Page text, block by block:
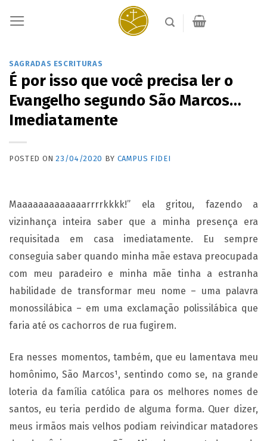
SAGRADAS ESCRITURAS
É por isso que você precisa ler o
Evangelho segundo São Marcos…
Imediatamente
POSTED ON23/04/2020 BY CAMPUS FIDEI
Maaaaaaaaaaaaarrrrkkkk!” ela gritou, fazendo a
vizinhança inteira saber que a minha presença era
requisitada em casa imediatamente. Eu sempre
conseguia saber quando minha mãe estava preocupada
com meu paradeiro e minha mãe tinha a estranha
habilidade de transformar meu nome – uma palavra
monossilábica – em uma exclamação polissilábica que
faria até os cachorros de rua fugirem.
Era nesses momentos, também, que eu lamentava meu
homônimo, São Marcos¹, sentindo como se, na grande
loteria da família católica para os melhores nomes de
santos, eu teria perdido de alguma forma. Quer dizer,
meus irmãos mais velhos podiam reivindicar matadores